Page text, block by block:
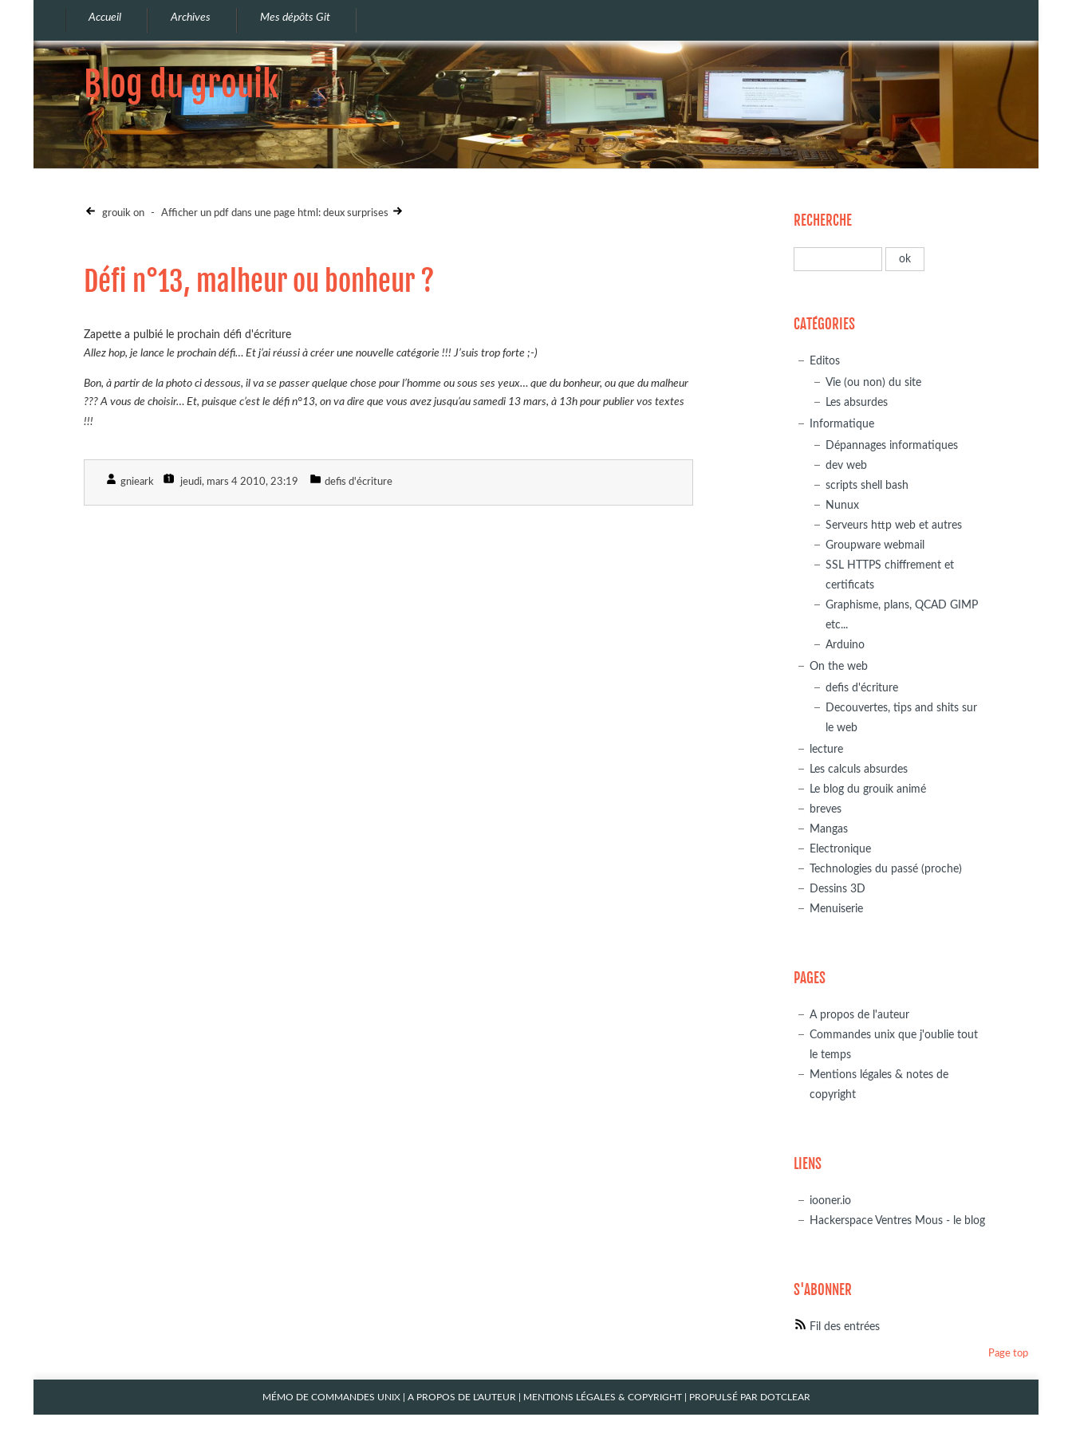
Accueil Archives Mes dépôts Git
Blog du grouik
grouik on - Afficher un pdf dans une page html: deux surprises
Défi n°13, malheur ou bonheur ?
Zapette a pulbié le prochain défi d'écriture
Allez hop, je lance le prochain défi… Et j’ai réussi à créer une nouvelle catégorie !!! J’suis trop forte ;-)
Bon, à partir de la photo ci dessous, il va se passer quelque chose pour l’homme ou sous ses yeux… que du bonheur, ou que du malheur
??? A vous de choisir… Et, puisque c’est le défi n°13, on va dire que vous avez jusqu’au samedi 13 mars, à 13h pour publier vos textes
!!!
gnieark jeudi, mars 4 2010, 23:19 defis d'écriture
RECHERCHE
CATÉGORIES
Editos
Vie (ou non) du site
Les absurdes
Informatique
Dépannages informatiques
dev web
scripts shell bash
Nunux
Serveurs http web et autres
Groupware webmail
SSL HTTPS chiffrement et
certificats
Graphisme, plans, QCAD GIMP
etc...
Arduino
On the web
defis d'écriture
Decouvertes, tips and shits sur
le web
lecture
Les calculs absurdes
Le blog du grouik animé
breves
Mangas
Electronique
Technologies du passé (proche)
Dessins 3D
Menuiserie
PAGES
A propos de l'auteur
Commandes unix que j'oublie tout
le temps
Mentions légales & notes de
copyright
LIENS
iooner.io
Hackerspace Ventres Mous - le blog
S'ABONNER
Fil des entrées
MÉMO DE COMMANDES UNIX| A PROPOS DE L'AUTEUR MENTIONS LÉGALES & COPYRIGHT| PROPULSÉ PAR DOTCLEAR
Page top